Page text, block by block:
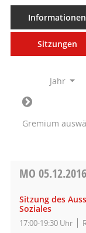
Informationen
Sitzungen
Jahr
Gremium
MO 05.12.2016
Sitzung des
Soziales
17:00-19:30 Uhr